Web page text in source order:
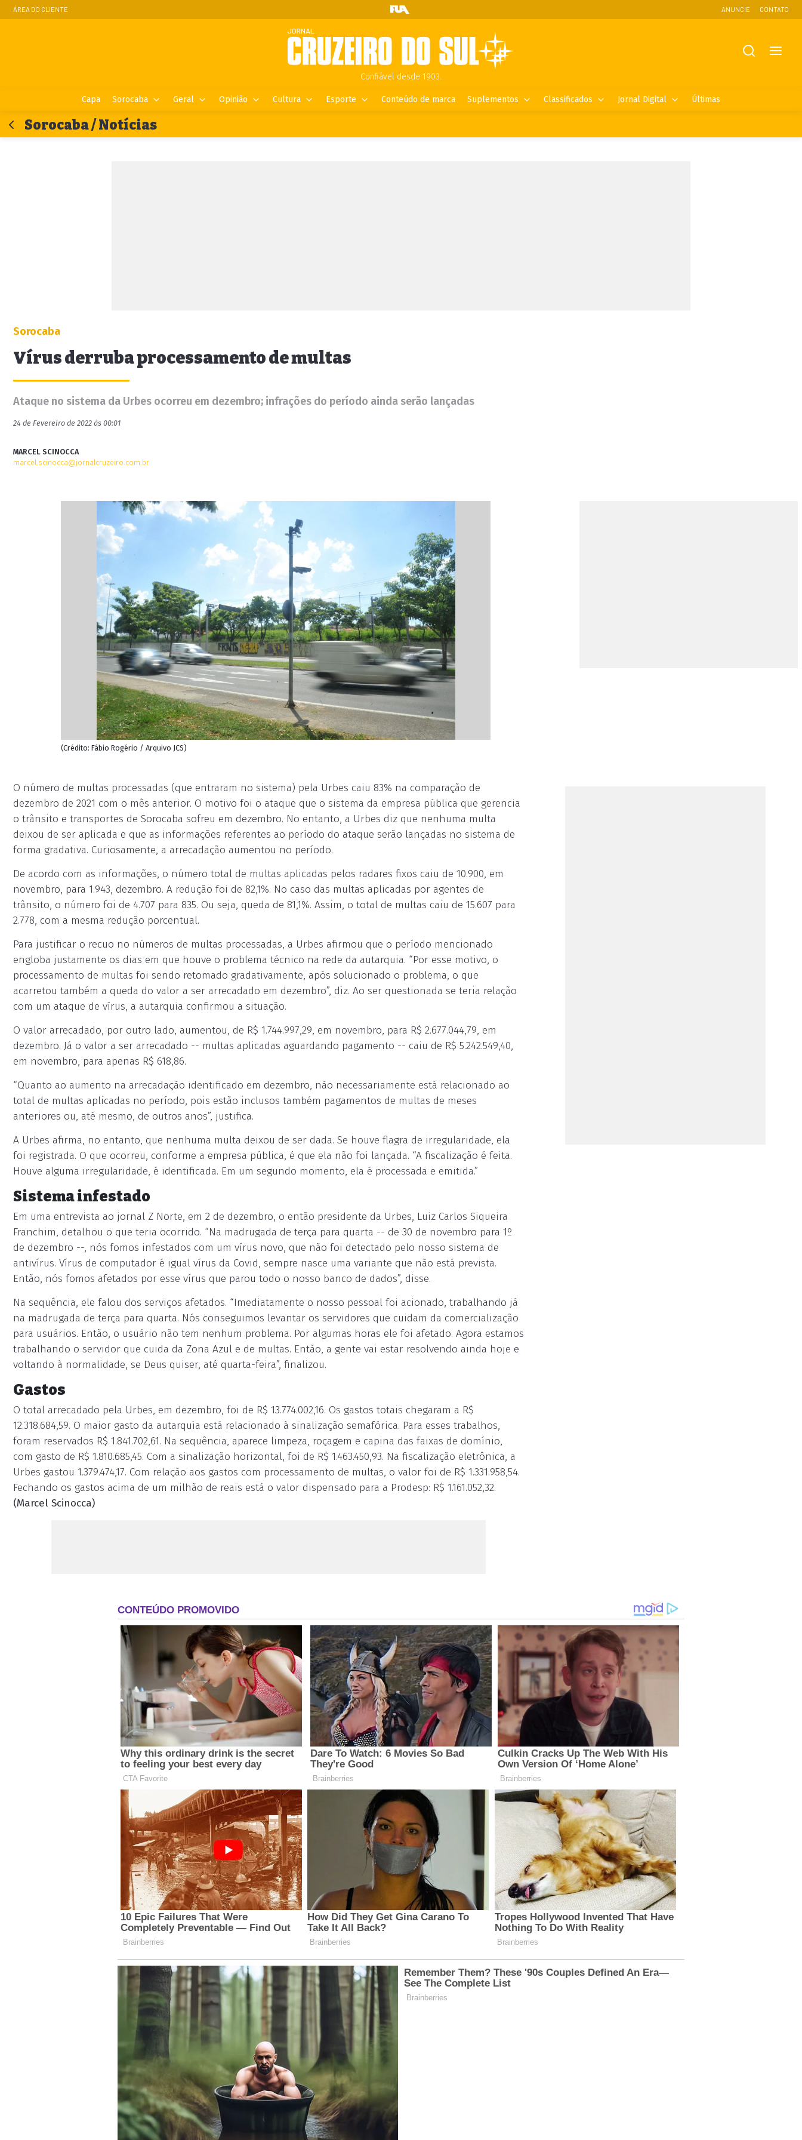
ÁREA DO CLIENTE ANUNCIE CONTATO
Confiável desde 1903.
Capa Sorocaba Geral Opinião Cultura Esporte Conteúdo de marca Suplementos Classificados Jornal Digital Últimas
Sorocaba / Notícias
Sorocaba
Vírus derruba processamento de multas
Ataque no sistema da Urbes ocorreu em dezembro; infrações do período ainda serão lançadas
24 de Fevereiro de 2022 às 00:01
MARCEL SCINOCCA
marcel.scinocca@jornalcruzeiro.com.br
(Crédito: Fábio Rogério / Arquivo JCS)
O número de multas processadas (que entraram no sistema) pela Urbes caiu 83% na comparação de
dezembro de 2021 com o mês anterior. O motivo foi o ataque que o sistema da empresa pública que gerencia
o trânsito e transportes de Sorocaba sofreu em dezembro. No entanto, a Urbes diz que nenhuma multa
deixou de ser aplicada e que as informações referentes ao período do ataque serão lançadas no sistema de
forma gradativa. Curiosamente, a arrecadação aumentou no período.
De acordo com as informações, o número total de multas aplicadas pelos radares fixos caiu de 10.900, em
novembro, para 1.943, dezembro. A redução foi de 82,1%. No caso das multas aplicadas por agentes de
trânsito, o número foi de 4.707 para 835. Ou seja, queda de 81,1%. Assim, o total de multas caiu de 15.607 para
2.778, com a mesma redução porcentual.
Para justificar o recuo no números de multas processadas, a Urbes afirmou que o período mencionado
engloba justamente os dias em que houve o problema técnico na rede da autarquia. “Por esse motivo, o
processamento de multas foi sendo retomado gradativamente, após solucionado o problema, o que
acarretou também a queda do valor a ser arrecadado em dezembro”, diz. Ao ser questionada se teria relação
com um ataque de vírus, a autarquia confirmou a situação.
O valor arrecadado, por outro lado, aumentou, de R$ 1.744.997,29, em novembro, para R$ 2.677.044,79, em
dezembro. Já o valor a ser arrecadado -- multas aplicadas aguardando pagamento -- caiu de R$ 5.242.549,40,
em novembro, para apenas R$ 618,86.
“Quanto ao aumento na arrecadação identificado em dezembro, não necessariamente está relacionado ao
total de multas aplicadas no período, pois estão inclusos também pagamentos de multas de meses
anteriores ou, até mesmo, de outros anos”, justifica.
A Urbes afirma, no entanto, que nenhuma multa deixou de ser dada. Se houve flagra de irregularidade, ela
foi registrada. O que ocorreu, conforme a empresa pública, é que ela não foi lançada. “A fiscalização é feita.
Houve alguma irregularidade, é identificada. Em um segundo momento, ela é processada e emitida.”
Sistema infestado
Em uma entrevista ao jornal Z Norte, em 2 de dezembro, o então presidente da Urbes, Luiz Carlos Siqueira
Franchim, detalhou o que teria ocorrido. “Na madrugada de terça para quarta -- de 30 de novembro para 1º
de dezembro --, nós fomos infestados com um vírus novo, que não foi detectado pelo nosso sistema de
antivírus. Vírus de computador é igual vírus da Covid, sempre nasce uma variante que não está prevista.
Então, nós fomos afetados por esse vírus que parou todo o nosso banco de dados”, disse.
Na sequência, ele falou dos serviços afetados. “Imediatamente o nosso pessoal foi acionado, trabalhando já
na madrugada de terça para quarta. Nós conseguimos levantar os servidores que cuidam da comercialização
para usuários. Então, o usuário não tem nenhum problema. Por algumas horas ele foi afetado. Agora estamos
trabalhando o servidor que cuida da Zona Azul e de multas. Então, a gente vai estar resolvendo ainda hoje e
voltando à normalidade, se Deus quiser, até quarta-feira”, finalizou.
Gastos
O total arrecadado pela Urbes, em dezembro, foi de R$ 13.774.002,16. Os gastos totais chegaram a R$
12.318.684,59. O maior gasto da autarquia está relacionado à sinalização semafórica. Para esses trabalhos,
foram reservados R$ 1.841.702,61. Na sequência, aparece limpeza, roçagem e capina das faixas de domínio,
com gasto de R$ 1.810.685,45. Com a sinalização horizontal, foi de R$ 1.463.450,93. Na fiscalização eletrônica, a
Urbes gastou 1.379.474,17. Com relação aos gastos com processamento de multas, o valor foi de R$ 1.331.958,54.
Fechando os gastos acima de um milhão de reais está o valor dispensado para a Prodesp: R$ 1.161.052,32.
(Marcel Scinocca)